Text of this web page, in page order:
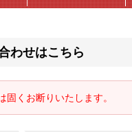
わせはこちら
くお断りいたします。